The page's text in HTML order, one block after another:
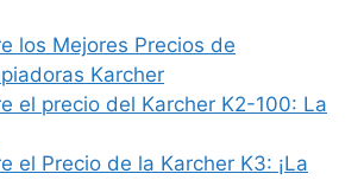
los Mejores Precios de
Karcher
el precio del Karcher K2-100: La
el Precio de la Karcher K3: ¡La